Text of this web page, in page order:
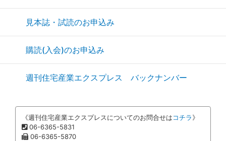
見本誌・試読のお申込み
購読(入会)のお申込み
週刊住宅産業エクスプレス バックナンバー
《週刊住宅産業エクスプレスについてのお問合せはコチラ》
06-6365-5831
06-6365-5870